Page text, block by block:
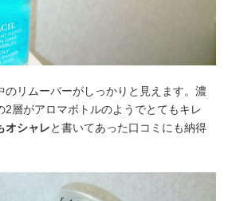
のリムーバーがしっかりと見えます。濃
2層がアロマボトルのようでとてもキレ
オシャレと書いてあった口コミにも納得